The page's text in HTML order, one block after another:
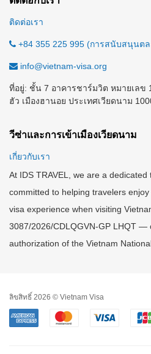
ติดต่อเรา
+84 355 225 995 (การสนับสนุนต
info@vietnam-visa.org
ที่อยู่: ชั้น 7 อาคารชาร์มวิต หมายเลข
ฮัว เมืองฮานอย ประเทศเวียดนาม
วีซ่าและการเข้าเมืองเวียดนาม
เกี่ยวกับเรา
At IDS TRAVEL, we are a
committed to helping travelers
visa experience when visiting
3087/2026/CDLQGVN-GP LHQT —
authorization of the Vietnam
ลิขสิทธิ์ 2026 © Vietnam Visa